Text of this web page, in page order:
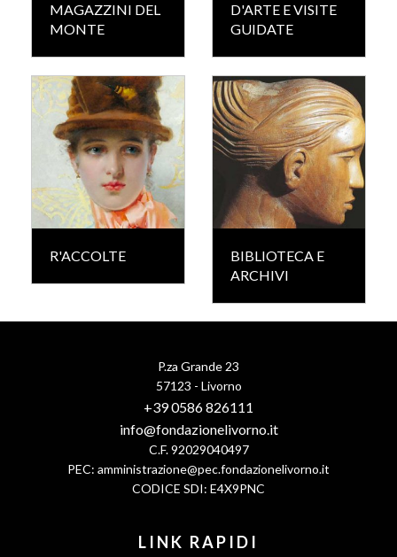
MAGAZZINI DEL
MONTE
D'ARTE E VISITE
GUIDATE
R'ACCOLTE
BIBLIOTECA E
ARCHIVI
P.za Grande 23
57123 - Livorno
+39 0586 826111
info@fondazionelivorno.it
C.F. 92029040497
PEC: amministrazione@pec.fondazionelivorno.it
CODICE SDI: E4X9PNC
LINK RAPIDI